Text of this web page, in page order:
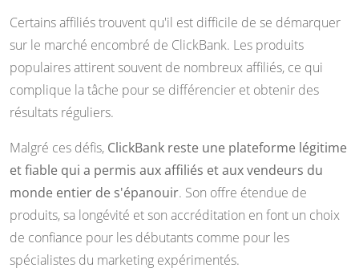
Certains affiliés trouvent qu'il est difficile de se démarquer
sur le marché encombré de ClickBank. Les produits
populaires attirent souvent de nombreux affiliés, ce qui
complique la tâche pour se différencier et obtenir des
résultats réguliers.
Malgré ces défis, ClickBank reste une plateforme légitime
et fiable qui a permis aux affiliés et aux vendeurs du
monde entier de s'épanouir. Son offre étendue de
produits, sa longévité et son accréditation en font un choix
de confiance pour les débutants comme pour les
spécialistes du marketing expérimentés.